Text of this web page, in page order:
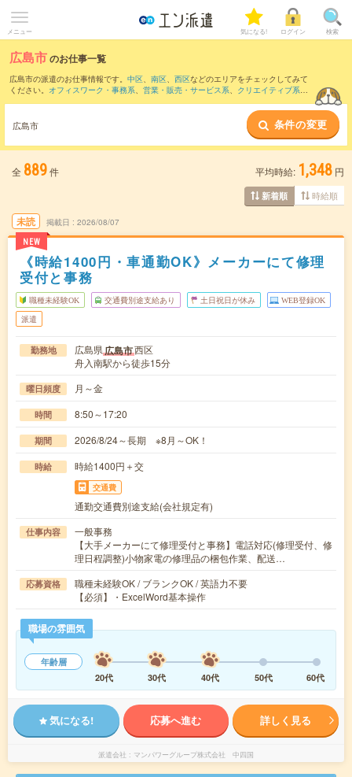
メニュー 気になる! ログイン 検索
広島市のお仕事一覧
広島市の派遣のお仕事情報です。 中区、 南区、 西区などのエリアをチェックしてみて
ください。 オフィスワーク・事務系、 営業・販売・サービス系、 クリエイティブ系な
また、 東広島市
など隣接エリアのお仕事もご
確認いただけます。
広島市 条件の変更
全 889件 平均時給: 1,348 円
新着順 時給順
未読
NEW
掲載日 2026/08/07
《時給1400円・車通勤OK》メーカーにて修理
受付と事務
職種未経験OK 交通費別途支給あり 土日祝日が休み WEB登録OK
派遣
勤務地 広島県広島市西区
舟入南駅から徒歩15分
曜日頻度 月～金
時間 8:50～17:20
期間 2026/8/24～長期 ※8月～OK！
時給 時給1400円＋交
交通費
通勤交通費別途支給(会社規定有)
仕事内容
一般事務
【大手メーカーにて修理受付と事務】電話対応(修理受付、修
理日程調整)小物家電の修理品の梱包作業、配送…
応募資格
職種未経験OK / ブランクOK / 英語力不要
【必須】・ExcelWord基本操作
職場の雰囲気
年齢層
20代
30代 40代 50代 60代
気になる! 応募へ進む 詳しく見る
派遣会社 マンパワーグループ株式会社 中四国